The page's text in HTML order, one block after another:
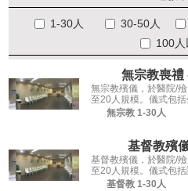
1-30人 30-50人
100人
無宗教喪禮
無宗教殯儀，於醫院/
至20人規模。儀式包
容，讓親友從容道別。
無宗教 1-30人
基督教殯
基督教殯儀，於醫院/
至20人規模。儀式包
親友從容道別。
基督教 1-30人